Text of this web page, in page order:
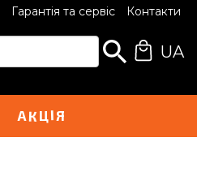
Гарантія та сервіс Контакти
UA
АКЦІЯ